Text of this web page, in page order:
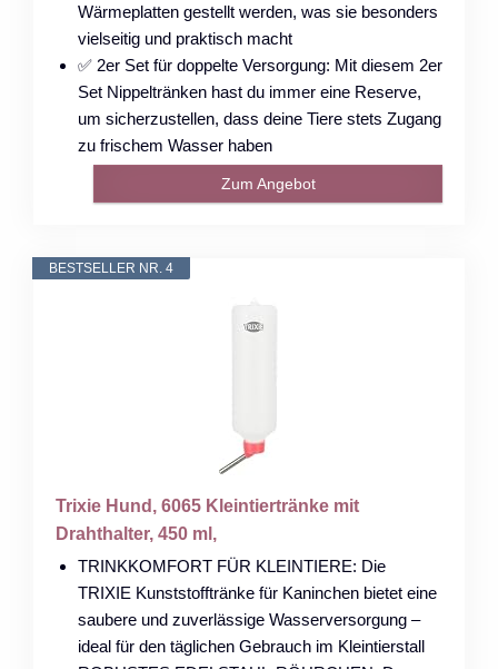
Wärmeplatten gestellt werden, was sie besonders
vielseitig und praktisch macht
✅ 2er Set für doppelte Versorgung: Mit diesem 2er
Set Nippeltränken hast du immer eine Reserve,
um sicherzustellen, dass deine Tiere stets Zugang
zu frischem Wasser haben
Zum Angebot
BESTSELLER NR. 4
Trixie Hund, 6065 Kleintiertränke mit
Drahthalter, 450 ml,
TRINKKOMFORT FÜR KLEINTIERE: Die
TRIXIE Kunststofftränke für Kaninchen bietet eine
saubere und zuverlässige Wasserversorgung –
ideal für den täglichen Gebrauch im Kleintierstall